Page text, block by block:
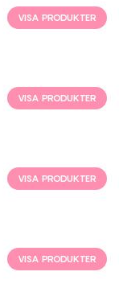
VISA PRODUKTER
VISA PRODUKTER
VISA PRODUKTER
VISA PRODUKTER